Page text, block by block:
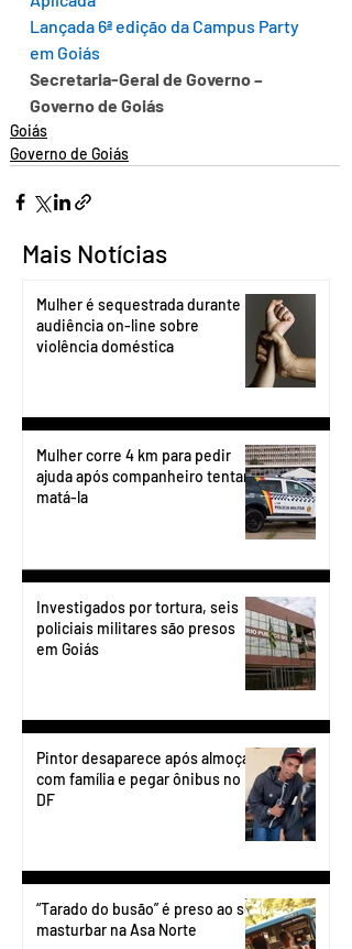
Lançada 6ª edição da Campus Party
em Goiás
Secretaria-Geral de Governo –
Governo de Goiás
Goiás
Governo de Goiás
Mais Notícias
Mulher é sequestrada durante
audiência on-line sobre
violência doméstica
Mulher corre 4 km para pedir
ajuda após companheiro tentar
matá-la
Investigados por tortura, seis
policiais militares são presos
em Goiás
Pintor desaparece após almoçar
com família e pegar ônibus no
DF
“Tarado do busão” é preso ao se
masturbar na Asa Norte